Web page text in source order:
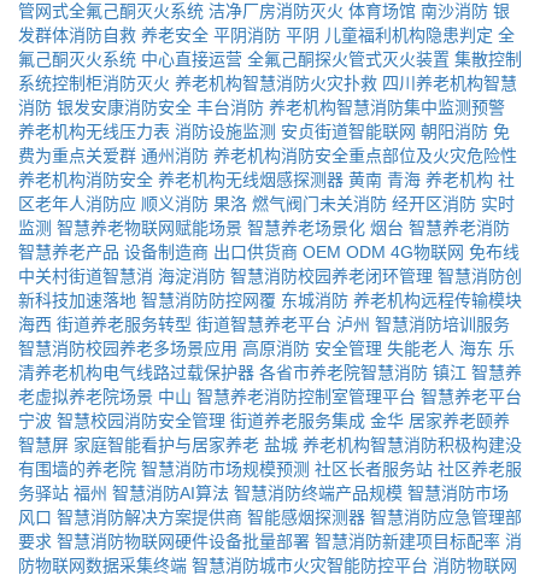
管网式全氟己酮灭火系统 洁净厂房消防灭火 体育场馆 南沙消防 银
发群体消防自救 养老安全 平阴消防 平阴 儿童福利机构隐患判定 全
氟己酮灭火系统 中心直接运营 全氟己酮探火管式灭火装置 集散控制
系统控制柜消防灭火 养老机构智慧消防火灾扑救 四川养老机构智慧
消防 银发安康消防安全 丰台消防 养老机构智慧消防集中监测预警
养老机构无线压力表 消防设施监测 安贞街道智能联网 朝阳消防 免
费为重点关爱群 通州消防 养老机构消防安全重点部位及火灾危险性
养老机构消防安全 养老机构无线烟感探测器 黄南 青海 养老机构 社
区老年人消防应 顺义消防 果洛 燃气阀门未关消防 经开区消防 实时
监测 智慧养老物联网赋能场景 智慧养老场景化 烟台 智慧养老消防
智慧养老产品 设备制造商 出口供货商 OEM ODM 4G物联网 免布线
中关村街道智慧消 海淀消防 智慧消防校园养老闭环管理 智慧消防创
新科技加速落地 智慧消防防控网覆 东城消防 养老机构远程传输模块
海西 街道养老服务转型 街道智慧养老平台 泸州 智慧消防培训服务
智慧消防校园养老多场景应用 高原消防 安全管理 失能老人 海东 乐
清养老机构电气线路过载保护器 各省市养老院智慧消防 镇江 智慧养
老虚拟养老院场景 中山 智慧养老消防控制室管理平台 智慧养老平台
宁波 智慧校园消防安全管理 街道养老服务集成 金华 居家养老颐养
智慧屏 家庭智能看护与居家养老 盐城 养老机构智慧消防积极构建没
有围墙的养老院 智慧消防市场规模预测 社区长者服务站 社区养老服
务驿站 福州 智慧消防AI算法 智慧消防终端产品规模 智慧消防市场
风口 智慧消防解决方案提供商 智能感烟探测器 智慧消防应急管理部
要求 智慧消防物联网硬件设备批量部署 智慧消防新建项目标配率 消
防物联网数据采集终端 智慧消防城市火灾智能防控平台 消防物联网